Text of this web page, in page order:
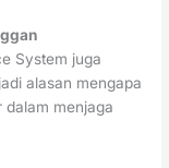
System juga
alasan mengapa
dalam menjaga